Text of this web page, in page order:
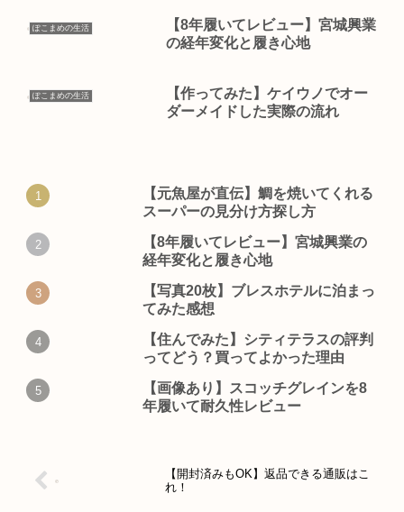
ぽこまめの生活
【8年履いてレビュー】宮城興業
の経年変化と履き心地
ぽこまめの生活
【作ってみた】ケイウノでオー
ダーメイドした実際の流れ
【元魚屋が直伝】鯛を焼いてくれる
スーパーの見分け方探し方
【8年履いてレビュー】宮城興業の
経年変化と履き心地
【写真20枚】ブレスホテルに泊まっ
てみた感想
【住んでみた】シティテラスの評判
ってどう？買ってよかった理由
【画像あり】スコッチグレインを8
年履いて耐久性レビュー
【開封済みもOK】返品できる通販はこ
れ！